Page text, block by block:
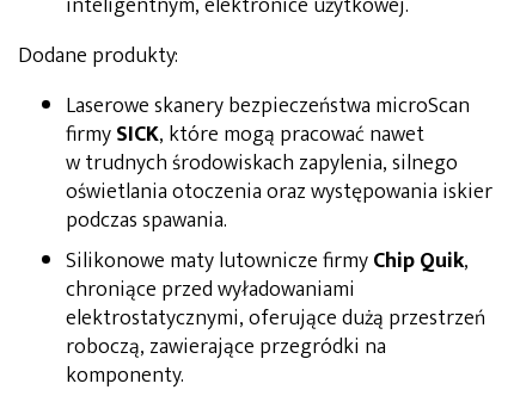
Dodane produkty:
Laserowe skanery bezpieczeństwa microScan
firmySICK, które mogą pracować nawet
w trudnych środowiskach zapylenia, silnego
oświetlania otoczenia oraz występowania iskier
podczas spawania.
Silikonowe maty lutownicze firmyChip Quik,
chroniące przed wyładowaniami
elektrostatycznymi, oferujące dużą przestrzeń
roboczą, zawierające przegródki na
komponenty.